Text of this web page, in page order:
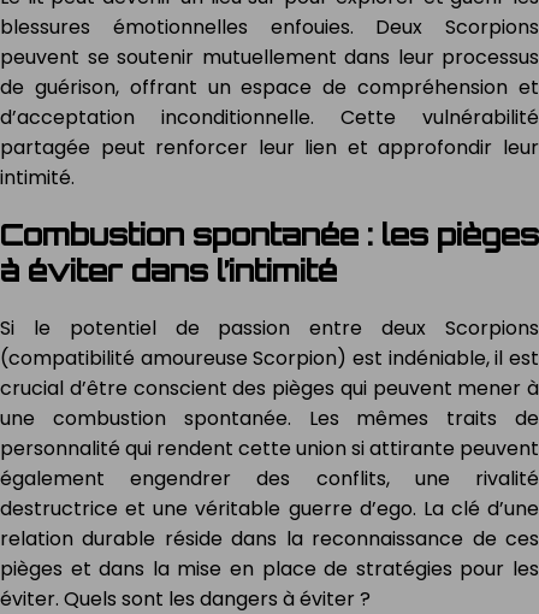
blessures émotionnelles enfouies. Deux Scorpions
peuvent se soutenir mutuellement dans leur processus
de guérison, offrant un espace de compréhension et
d’acceptation inconditionnelle. Cette vulnérabilité
partagée peut renforcer leur lien et approfondir leur
intimité.
Combustion spontanée : les pièges
à éviter dans l’intimité
Si le potentiel de passion entre deux Scorpions
(compatibilité amoureuse Scorpion) est indéniable, il est
crucial d’être conscient des pièges qui peuvent mener à
une combustion spontanée. Les mêmes traits de
personnalité qui rendent cette union si attirante peuvent
également engendrer des conflits, une rivalité
destructrice et une véritable guerre d’ego. La clé d’une
relation durable réside dans la reconnaissance de ces
pièges et dans la mise en place de stratégies pour les
éviter. Quels sont les dangers à éviter ?